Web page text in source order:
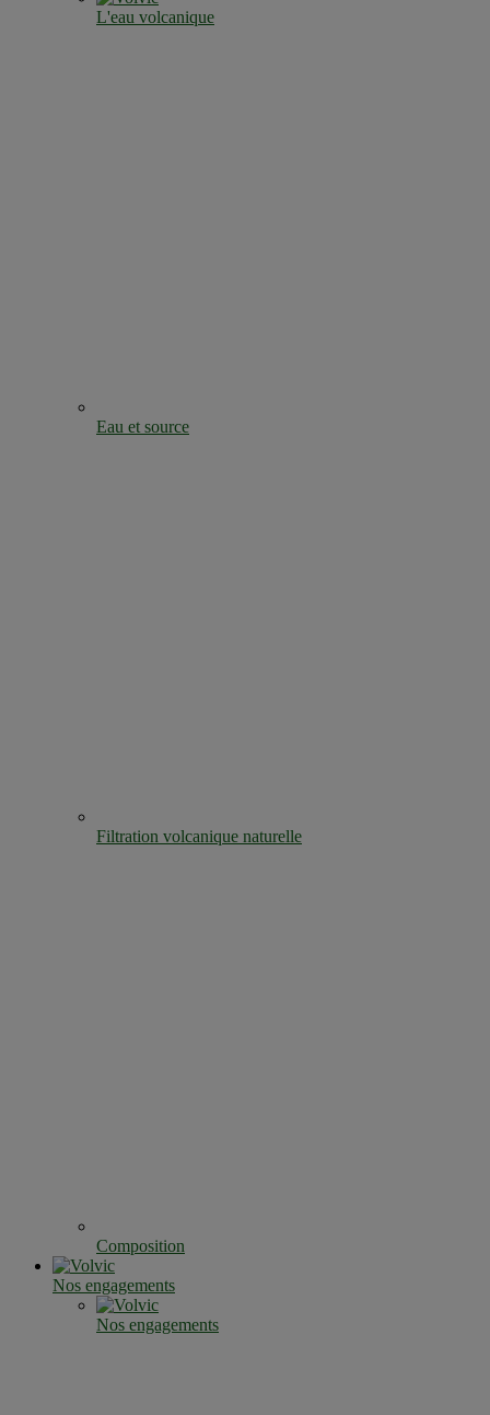
L'eau volcanique
Eau et source
Filtration volcanique naturelle
Composition
Nos engagements
Nos engagements